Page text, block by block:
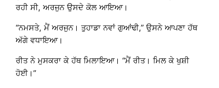
ਰਹੀ ਸੀ, ਅਰਜੁਨ ਉਸਦੇ ਕੋਲ ਆਇਆ।
“ਨਮਸਤੇ, ਮੈਂ ਅਰਜੁਨ। ਤੁਹਾਡਾ ਨਵਾਂ ਗੁਆਂਢੀ,” ਉਸਨੇ ਆਪਣਾ ਹੱਥ
ਅੱਗੇ ਵਧਾਇਆ।
ਰੀਤ ਨੇ ਮੁਸਕਰਾ ਕੇ ਹੱਥ ਮਿਲਾਇਆ। “ਮੈਂ ਰੀਤ। ਮਿਲ ਕੇ ਖੁਸ਼ੀ
ਹੋਈ।”